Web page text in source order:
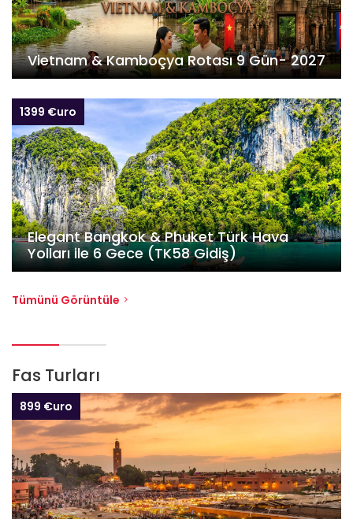
Vietnam & Kamboçya Rotası 9 Gün- 2027
1399 €uro
Elegant Bangkok & Phuket Türk Hava
Yolları ile 6 Gece (TK58 Gidiş)
Tümünü Görüntüle
Fas Turları
899 €uro